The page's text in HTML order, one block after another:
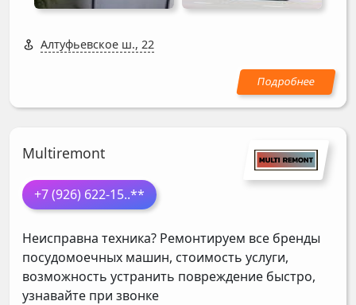
Алтуфьевское ш., 22
Multiremont
+7 (926) 622-15..**
Неисправна техника? Ремонтируем все бренды
посудомоечных машин, стоимость услуги,
возможность устранить повреждение быстро,
узнавайте при звонке